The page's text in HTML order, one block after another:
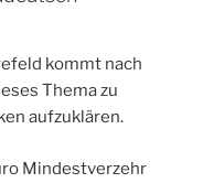
kommt nach
Thema zu
aufzuklären.
Mindestverzehr